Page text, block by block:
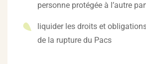
personne protégée à l’autre
liquider les droits et
de la rupture du Pacs